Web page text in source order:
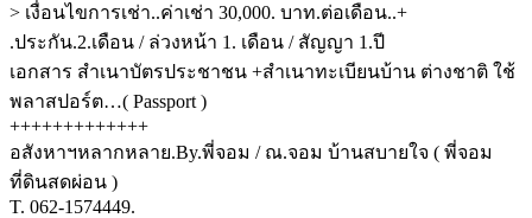
> เงื่อนไขการเช่า..ค่าเช่า 30,000. บาท.ต่อเดือน..+
.ประกัน.2.เดือน / ล่วงหน้า 1. เดือน / สัญญา 1.ปี
เอกสาร สำเนาบัตรประชาชน +สำเนาทะเบียนบ้าน ต่างชาติ ใช้
พลาสปอร์ต…( Passport )
+++++++++++++
อสังหาฯหลากหลาย.By.พี่จอม / ณ.จอม บ้านสบายใจ ( พี่จอม
ที่ดินสดผ่อน )
T. 062-1574449.